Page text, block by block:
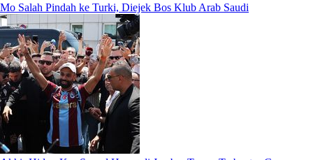
Mo Salah Pindah ke Turki, Diejek Bos Klub Arab Saudi